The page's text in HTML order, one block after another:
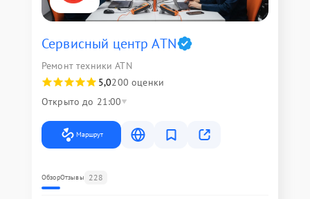
Сервисный центр ATN
Ремонт техники ATN
5,0200 оценки
Открыто до 21:00
Маршрут
ОбзорОтзывы 228